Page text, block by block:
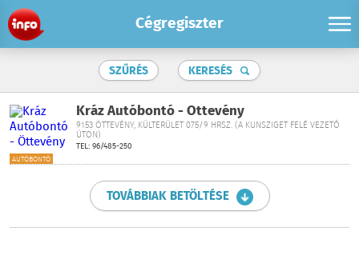
Cégregiszter
SZŰRÉS KERESÉS
AUTÓBONTÓ
Kráz Autóbontó - Öttevény
9153 ÖTTEVÉNY, KÜLTERÜLET 075/9 HRSZ. (A KUNSZIGET FELÉ VEZETŐ
ÚTON)
TEL: 96/485-250
TOVÁBBIAK BETÖLTÉSE